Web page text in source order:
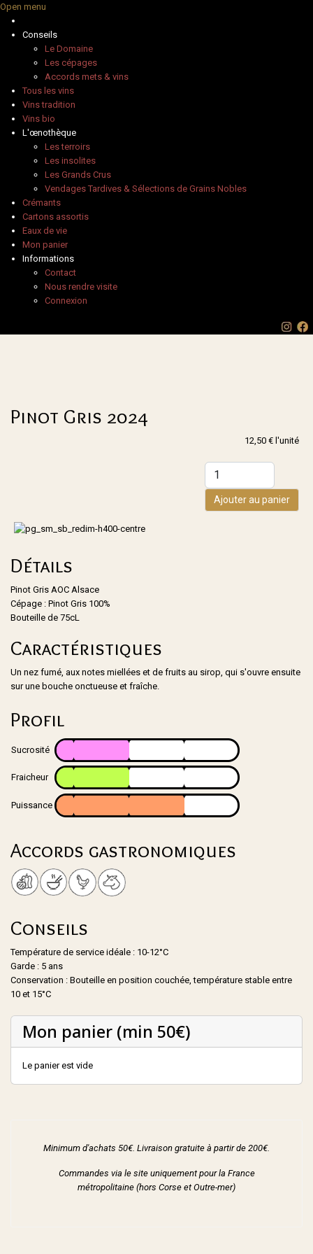
Open menu
Conseils
Le Domaine
Les cépages
Accords mets & vins
Tous les vins
Vins tradition
Vins bio
L'œnothèque
Les terroirs
Les insolites
Les Grands Crus
Vendages Tardives & Sélections de Grains Nobles
Crémants
Cartons assortis
Eaux de vie
Mon panier
Informations
Contact
Nous rendre visite
Connexion
Pinot Gris 2024
12,50 € l'unité
Ajouter au panier
Détails
Pinot Gris AOC Alsace
Cépage : Pinot Gris 100%
Bouteille de 75cL
Caractéristiques
Un nez fumé, aux notes miellées et de fruits au sirop, qui s'ouvre ensuite
sur une bouche onctueuse et fraîche.
Profil
Sucrosité
Fraicheur
Puissance
Accords gastronomiques
Conseils
Température de service idéale : 10-12°C
Garde : 5 ans
Conservation : Bouteille en position couchée, température stable entre
10 et 15°C
Mon panier (min 50€)
Le panier est vide
Minimum d'achats 50€. Livraison gratuite à partir de 200€.
Commandes via le site uniquement pour la France
métropolitaine (hors Corse et Outre-mer)